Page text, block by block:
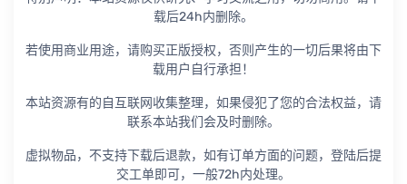
载后24h内删除。
若使用商业用途，请购买正版授权，否则产生的一切后果将由下
载用户自行承担！
本站资源有的自互联网收集整理，如果侵犯了您的合法权益，请
联系本站我们会及时删除。
虚拟物品，不支持下载后退款，如有订单方面的问题，登陆后提
交工单即可，一般72h内处理。